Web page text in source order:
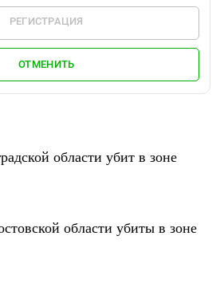
РЕГИСТРАЦИЯ
ОТМЕНИТЬ
области убит в зоне
области убиты в зоне